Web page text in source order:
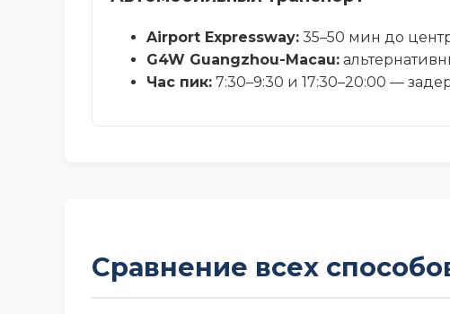
Airport Expressway: 35–50 мин до
G4W Guangzhou-Macau:
Час пик: 7:30–9:30 и 17:30–20:00 —
Сравнение всех